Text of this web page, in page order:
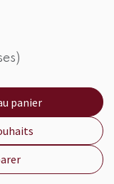
panier